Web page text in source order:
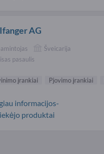
Ifanger AG
Šveicarija
pasaulis
įrankiai Pjovimo įrankiai
informacijos-
produktai